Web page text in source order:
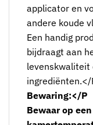
applicator en
andere koude
Een handig
bijdraagt aan
levenskwaliteit
ingrediënten.</
Bewaring:</P
Bewaar op